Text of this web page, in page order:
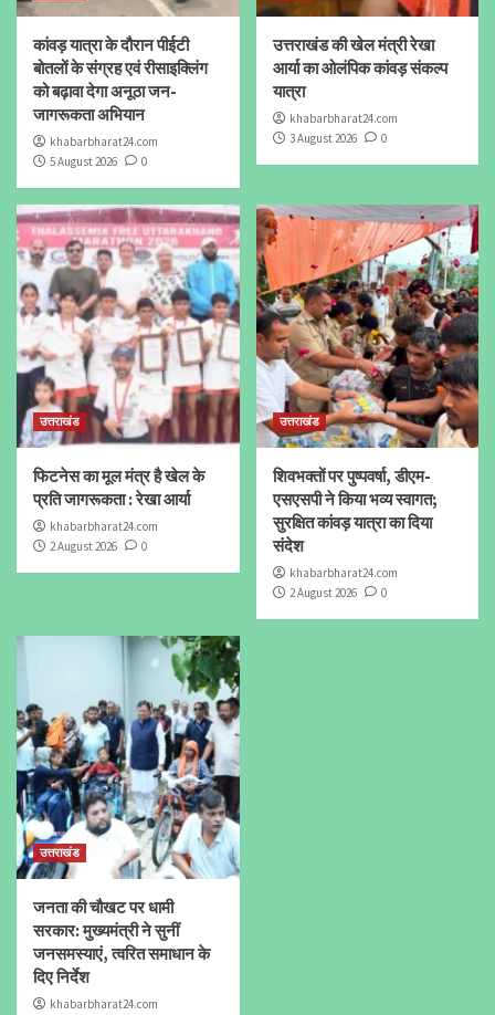
कांवड़ यात्रा के दौरान पीईटी
बोतलों के संग्रह एवं रीसाइक्लिंग
को बढ़ावा देगा अनूठा जन-
जागरूकता अभियान
khabarbharat24.com
5 August 2026
0
उत्तराखंड की खेल मंत्री रेखा
आर्या का ओलंपिक कांवड़ संकल्प
यात्रा
khabarbharat24.com
3 August 2026
0
उत्तराखंड
फिटनेस का मूल मंत्र है खेल के
प्रति जागरूकता : रेखा आर्या
khabarbharat24.com
2 August 2026
0
उत्तराखंड
शिवभक्तों पर पुष्पवर्षा, डीएम-
एसएसपी ने किया भव्य स्वागत;
सुरक्षित कांवड़ यात्रा का दिया
संदेश
khabarbharat24.com
2 August 2026
0
उत्तराखंड
जनता की चौखट पर धामी
सरकार: मुख्यमंत्री ने सुनीं
जनसमस्याएं, त्वरित समाधान के
दिए निर्देश
khabarbharat24.com